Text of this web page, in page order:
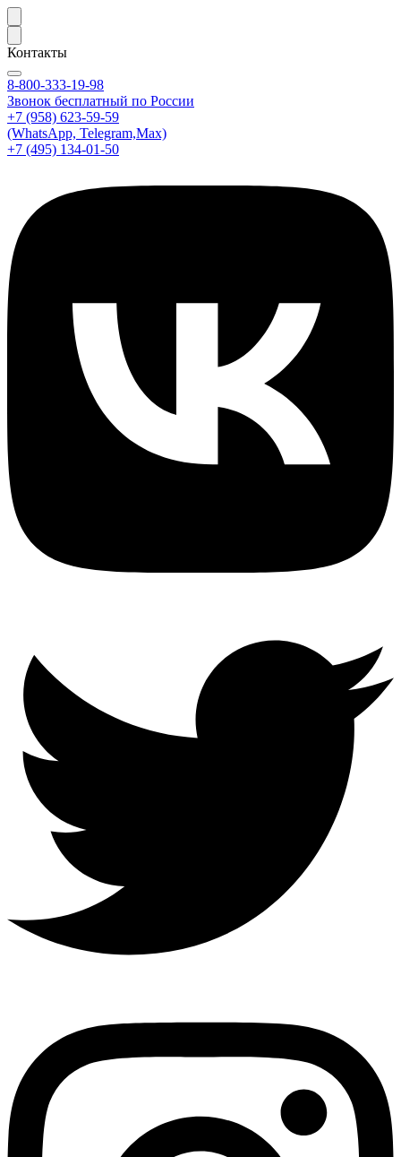
Контакты
8-800-333-19-98
Звонок бесплатный по России
+7 (958) 623-59-59
(WhatsApp, Telegram,Max)
+7 (495) 134-01-50